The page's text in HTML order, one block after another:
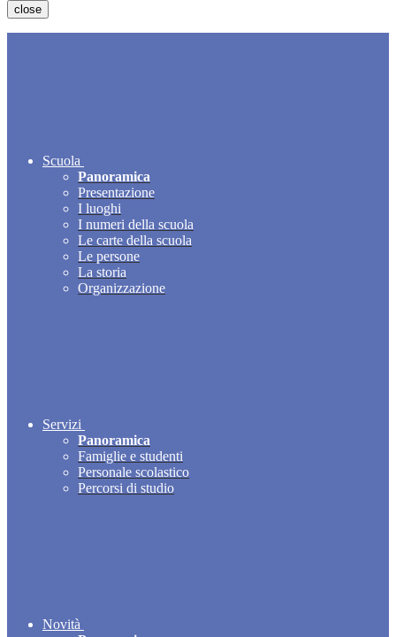
close
Scuola
Panoramica
Presentazione
I luoghi
I numeri della scuola
Le carte della scuola
Le persone
La storia
Organizzazione
Servizi
Panoramica
Famiglie e studenti
Personale scolastico
Percorsi di studio
Novità